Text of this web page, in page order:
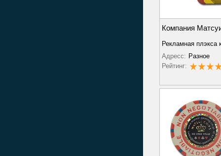
Компания
Рекламная плэкса
Адресс: Разное
Рейтинг: